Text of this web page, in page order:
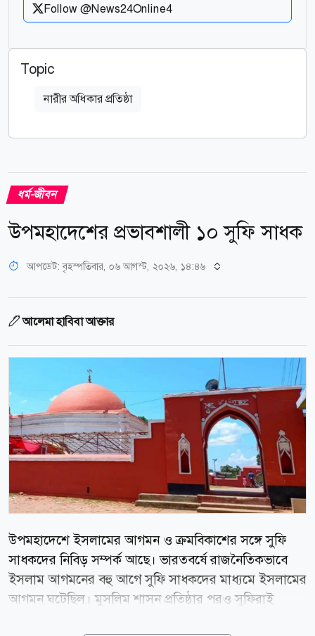
Follow @News24Online4
Topic
নারীর অধিকার প্রতিষ্ঠা
ধর্ম-জীবন
উপমহাদেশের প্রভাবশালী ১০ সুফি সাধক
আপডেট: বৃহস্পতিবার, ০৬ আগস্ট, ২০২৬, ১৪:৪৬
আলেমা হাবিবা আক্তার
উপমহাদেশে ইসলামের আগমন ও ক্রমবিকাশের সঙ্গে সুফি
সাধকদের নিবিড় সম্পর্ক আছে। ভারতবর্ষে রাজনৈতিকভাবে
ইসলাম আগমনের বহু আগে সুফি সাধকদের মাধ্যমে ইসলামের
আগমন ঘটেছিল। মুসলিম শাসন প্রতিষ্ঠার পরও সুফিরাই